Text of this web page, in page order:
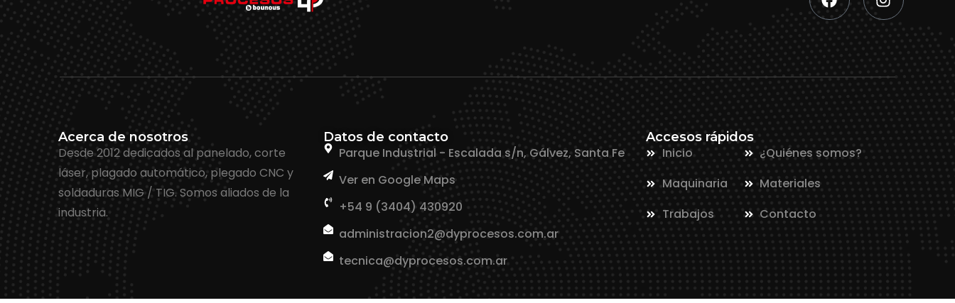
Acerca de nosotros
Desde 2012 dedicados al panelado, corte
láser, plagado automático, plegado CNC y
soldaduras MIG / TIG. Somos aliados de la
industria.
Datos de contacto
Parque Industrial - Escalada s/n, Gálvez, Santa Fe
Ver en Google Maps
+54 9 (3404) 430920
administracion2@dyprocesos.com.ar
tecnica@dyprocesos.com.ar
Accesos rápidos
Inicio
¿Quiénes somos?
Maquinaria
Materiales
Trabajos
Contacto